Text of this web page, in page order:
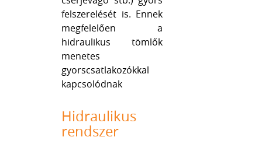
felszerelését is. Ennek
megfelelően a
hidraulikus tömlők
menetes
gyorscsatlakozókkal
kapcsolódnak
Hidraulikus
rendszer